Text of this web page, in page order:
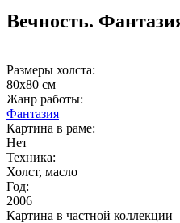
Вечность.
Размеры холста:
80х80 см
Жанр работы:
Фантазия
Картина в раме:
Нет
Техника:
Холст, масло
Год:
2006
Картина в частной коллекции